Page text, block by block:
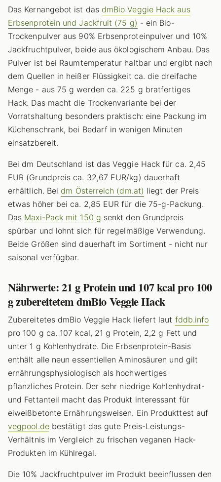
Das Kernangebot ist das dmBio Veggie Hack aus
Erbsenprotein und Jackfruit (75 g) - ein Bio-
Trockenpulver aus 90% Erbsenproteinpulver und 10%
Jackfruchtpulver, beide aus ökologischem Anbau. Das
Pulver ist bei Raumtemperatur haltbar und ergibt nach
dem Quellen in heißer Flüssigkeit ca. die dreifache
Menge - aus 75 g werden ca. 225 g bratfertiges
Hack. Das macht die Trockenvariante bei der
Vorratshaltung besonders praktisch: eine Packung im
Küchenschrank, bei Bedarf in wenigen Minuten
einsatzbereit.
Bei dm Deutschland ist das Veggie Hack für ca. 2,45
EUR (Grundpreis ca. 32,67 EUR/kg) dauerhaft
erhältlich. Bei dm Österreich (dm.at) liegt der Preis
etwas höher bei ca. 2,85 EUR für die 75-g-Packung.
Das Maxi-Pack mit 150 g senkt den Grundpreis
spürbar und lohnt sich für regelmäßige Verwendung.
Beide Größen sind dauerhaft im Sortiment - nicht nur
saisonal verfügbar.
Nährwerte: 21 g Protein und 107 kcal pro 100
g zubereitetem dmBio Veggie Hack
Zubereitetes dmBio Veggie Hack liefert laut fddb.info
pro 100 g ca. 107 kcal, 21 g Protein, 2,2 g Fett und
unter 1 g Kohlenhydrate. Die Erbsenprotein-Basis
enthält alle neun essentiellen Aminosäuren und gilt
ernährungsphysiologisch als hochwertiges
pflanzliches Protein. Der sehr niedrige Kohlenhydrat-
und Fettanteil macht das Produkt interessant für
eiweißbetonte Ernährungsweisen. Ein Produkttest auf
vegpool.debestätigt das gute Preis-Leistungs-
Verhältnis im Vergleich zu frischen veganen Hack-
Produkten im Kühlregal.
Die 10% Jackfruchtpulver im Produkt beeinflussen den